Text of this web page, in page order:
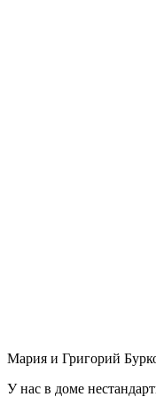
Мария и Григорий
У нас в доме